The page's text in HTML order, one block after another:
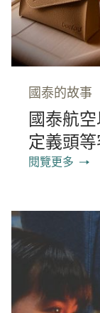
國泰的故事
國泰航
定義頭
閱覽更多